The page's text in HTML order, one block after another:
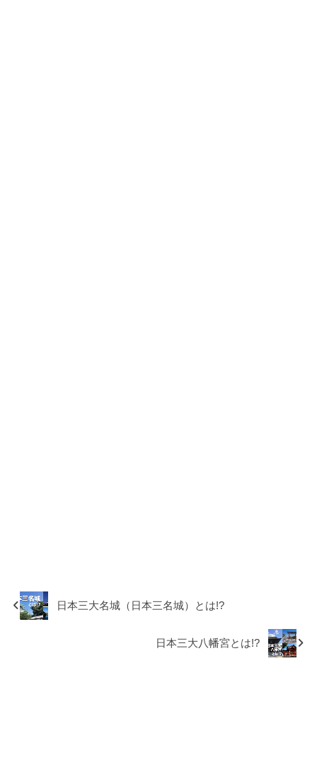
日本三大名城（日本三名城）とは!?
日本三大八幡宮とは!?